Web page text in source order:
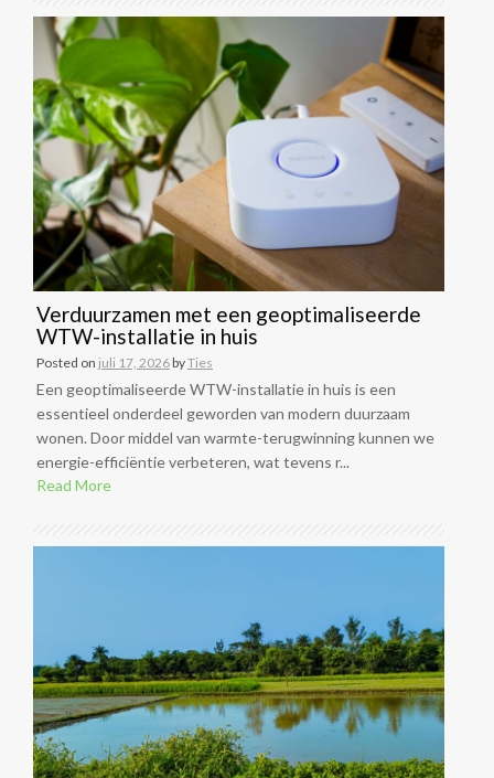
Verduurzamen met een geoptimaliseerde
WTW-installatie in huis
Posted on juli 17, 2026byTies
Een geoptimaliseerde WTW-installatie in huis is een
essentieel onderdeel geworden van modern duurzaam
wonen. Door middel van warmte-terugwinning kunnen we
energie-efficiëntie verbeteren, wat tevens r...
Read More